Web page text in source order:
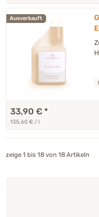
Ausverkauft
33,90 € *
135,60 € / l
zeige 1 bis 18 von 18 Artikeln